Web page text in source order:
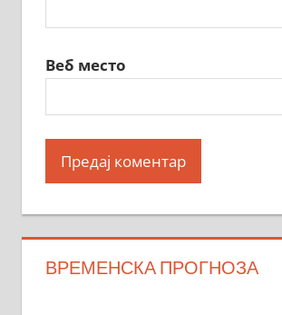
Веб место
ВРЕМЕНСКА ПРОГНОЗА